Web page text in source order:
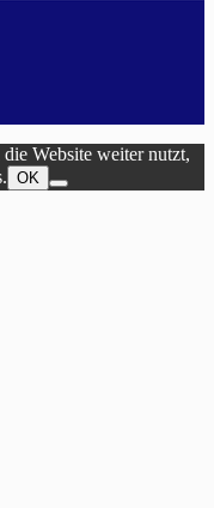
Website weiter nutzt,
OK